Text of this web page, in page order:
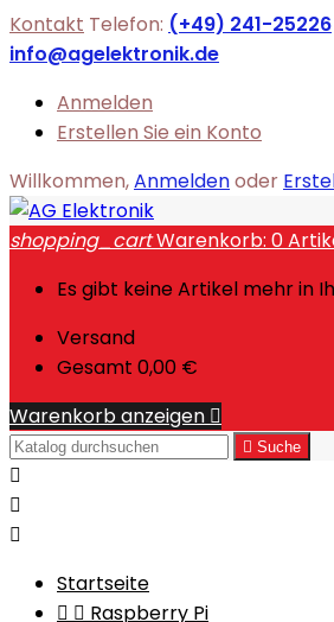
Kontakt Telefon: (+49) 241-25226
info@agelektronik.de
Anmelden
Erstellen Sie ein Konto
Willkommen,Anmeldenoder
shopping_cartWarenkorb: 0
Es gibt keine Artikel mehr in
Versand
Gesamt 0,00 €
Warenkorb anzeigen 
 Suche



Startseite
  Raspberry Pi